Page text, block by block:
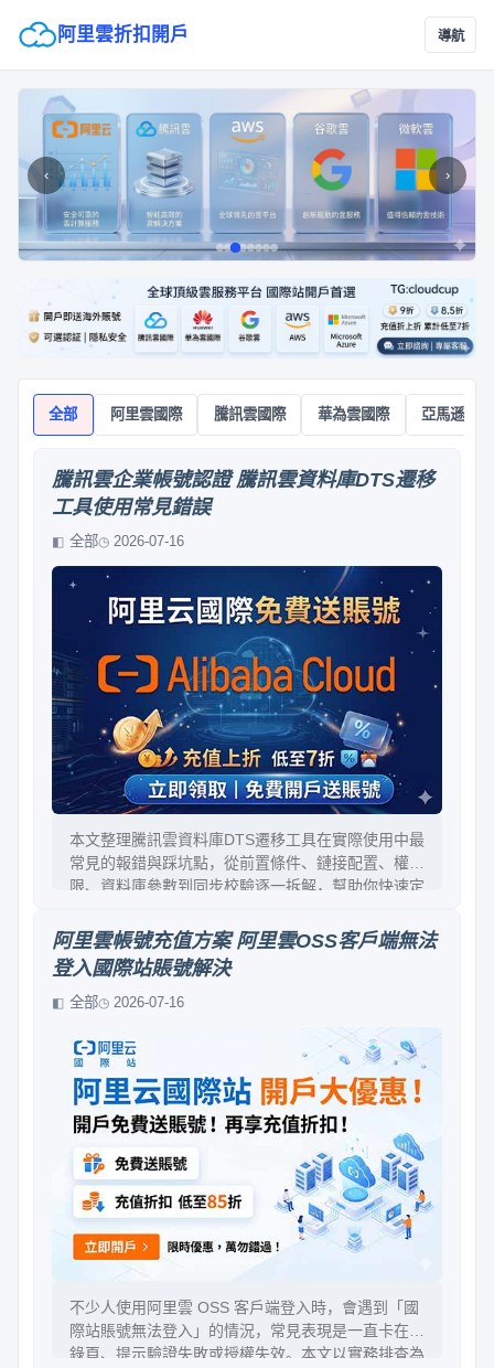
阿里雲折扣開戶 導航
‹ ›
全部 阿里雲國際 騰訊雲國際 華為雲國際 亞馬遜雲
騰訊雲企業帳號認證 騰訊雲資料庫DTS遷移
工具使用常見錯誤
全部 2026-07-16
本文整理騰訊雲資料庫DTS遷移工具在實際使用中最
常見的報錯與踩坑點，從前置條件、鏈接配置、權
限、資料庫參數到同步校驗逐一拆解，幫助你快速定
阿里雲帳號充值方案 阿里雲OSS客戶端無法
登入國際站賬號解決
全部 2026-07-16
不少人使用阿里雲 OSS 客戶端登入時，會遇到「國
際站賬號無法登入」的情況，常見表現是一直卡在登
錄頁、提示驗證失敗或授權失效。本文以實務排查為